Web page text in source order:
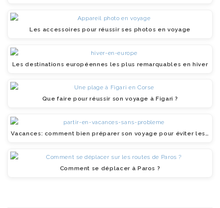
Les accessoires pour réussir ses photos en voyage
Les destinations européennes les plus remarquables en hiver
Que faire pour réussir son voyage à Figari ?
Vacances: comment bien préparer son voyage pour éviter les…
Comment se déplacer à Paros ?